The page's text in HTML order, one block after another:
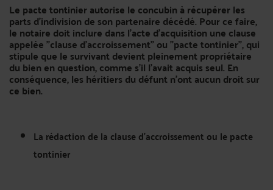
Le pacte tontinier autorise le concubin à récupérer les
parts d'indivision de son partenaire décédé. Pour ce faire,
le notaire doit inclure dans l'acte d'acquisition une clause
appelée "clause d'accroissement" ou "pacte tontinier", qui
stipule que le survivant devient pleinement propriétaire
du bien en question, comme s'il l'avait acquis seul. En
conséquence, les héritiers du défunt n'ont aucun droit sur
ce bien.
La rédaction de la clause d’accroissement ou le pacte
tontinier